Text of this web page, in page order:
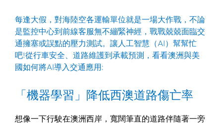
每逢大假，對海陸空各運輸單位就是一場大作戰，不論
是監控中心到前線客服無不繃緊神經，戰戰兢兢面臨交
通擁塞或誤點的壓力測試。讓人工智慧（AI）幫幫忙
吧!從行車安全、道路維護到承載預測，看看澳洲與美
國如何將AI導入交通應用:
「機器學習」降低西澳道路傷亡率
想像一下行駛在澳洲西岸，寬闊筆直的道路伴隨著一旁